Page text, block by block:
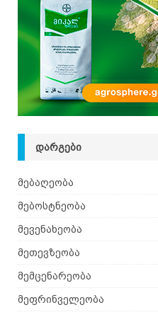
[ 08.08.2026 ]
ᲓᲐᲠᲒᲔᲑᲘ
მებაღეობა
მებოსტნეობა
მევენახეობა
მეთევზეობა
მემცენარეობა
მეფრინველეობა